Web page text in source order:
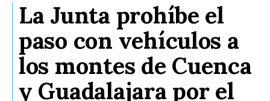
La Junta prohíbe el
paso con vehículos a
los montes de Cuenca
y Guadalajara por el